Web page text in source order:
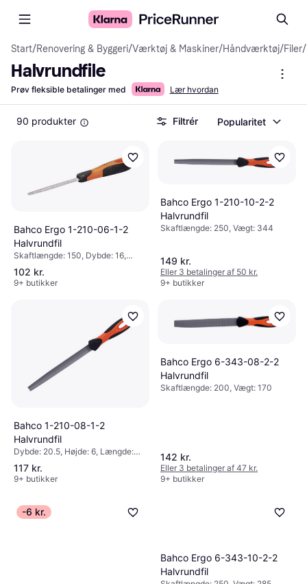
Start/Renovering & Byggeri/Værktøj & Maskiner/Håndværktøj/Filer/
Halvrundfile
Prøv fleksible betalinger med Lær hvordan
90 produkter Filtrér Popularitet
Bahco Ergo 1-210-06-1-2
Halvrundfil
Skaftlængde: 150, Dybde: 16,
Højde: 4.7, Længde: 150, Vægt:
100
102 kr.
9+ butikker
Bahco Ergo 1-210-10-2-2
Halvrundfil
Skaftlængde: 250, Vægt: 344
149 kr.
Eller 3 betalinger af 50 kr.
9+ butikker
Bahco 1-210-08-1-2
Halvrundfil
Dybde: 20.5, Højde: 6, Længde:
200, Vægt: 170, Rundpensel
117 kr.
9+ butikker
Bahco Ergo 6-343-08-2-2
Halvrundfil
Skaftlængde: 200, Vægt: 170
142 kr.
Eller 3 betalinger af 47 kr.
9+ butikker
-6 kr.
Bahco Ergo 6-343-10-2-2
Halvrundfil